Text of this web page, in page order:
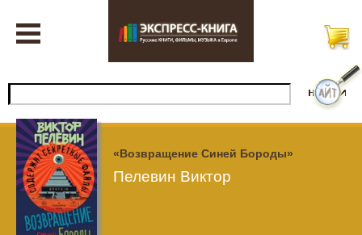
«Возвращение Синей Бороды»
Пелевин Виктор